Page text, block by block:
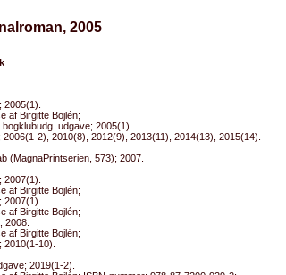
2005
af Birgitte Bojlén;
udgave; 2005(1).
2), 2010(8), 2012(9), 2013(11), 2014(13), 2015(14).
(MagnaPrintserien, 573); 2007.
af Birgitte Bojlén;
af Birgitte Bojlén;
2008.
af Birgitte Bojlén;
10).
2019(1-2).